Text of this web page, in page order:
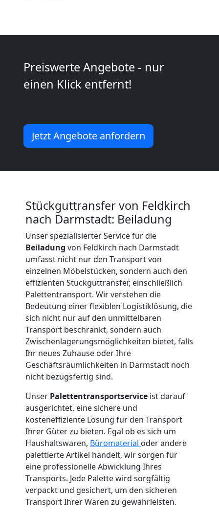
Preiswerte Angebote - nur
einen Klick entfernt!
Jetzt Angebote anfordern
Stückguttransfer von Feldkirch
nach Darmstadt: Beiladung
Unser spezialisierter Service für die
Beiladung von Feldkirch nach Darmstadt
umfasst nicht nur den Transport von
einzelnen Möbelstücken, sondern auch den
effizienten Stückguttransfer, einschließlich
Palettentransport. Wir verstehen die
Bedeutung einer flexiblen Logistiklösung, die
sich nicht nur auf den unmittelbaren
Transport beschränkt, sondern auch
Zwischenlagerungsmöglichkeiten bietet, falls
Ihr neues Zuhause oder Ihre
Geschäftsräumlichkeiten in Darmstadt noch
nicht bezugsfertig sind.
Unser Palettentransportservice ist darauf
ausgerichtet, eine sichere und
kosteneffiziente Lösung für den Transport
Ihrer Güter zu bieten. Egal ob es sich um
Haushaltswaren, Büromaterial oder andere
palettierte Artikel handelt, wir sorgen für
eine professionelle Abwicklung Ihres
Transports. Jede Palette wird sorgfältig
verpackt und gesichert, um den sicheren
Transport Ihrer Waren zu gewährleisten.
National
Möbeltransport
Beiladung
International
Internationaler
Umzug
Nationaler
Umzug